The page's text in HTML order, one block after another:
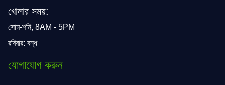
খোলার সময়:
সোম-শনি, 8AM - 5PM
রবিবার: বন্ধ
যোগাযোগ করুন